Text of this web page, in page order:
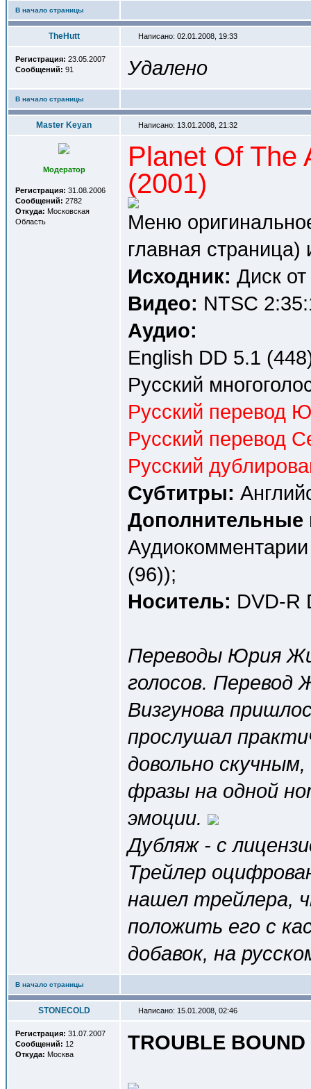
В начало страницы
TheHutt Написано: 02.01.2008, 19:33
Регистрация: 23.05.2007
Сообщений: 91 Удалено
В начало страницы
Master Keyan Написано: 13.01.2008, 21:32
Модератор
Регистрация: 31.08.2006
Сообщений: 2782
Откуда: Московская
Область
Planet Of The
(2001)
Меню
главная страница)
Исходник: Диск
Видео: NTSC
Аудио:
English DD 5.1
Русский
Русский перевод
Русский перевод
Русский
Субтитры:
Дополнительные
(96));
Носитель: DVD-R
Переводы Юрия
голосов. Перевод
Визгунова
прослушал
довольно
фразы на одной
эмоции.
Дубляж - с
Трейлер
нашел трейлера,
положить его с
добавок, на
В начало страницы
STONECOLD Написано: 15.01.2008, 02:46
Регистрация: 31.07.2007
Сообщений: 12
Откуда: Москва
TROUBLE